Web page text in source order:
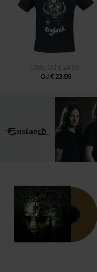
OMC Od € 24,99
Od € 23,99